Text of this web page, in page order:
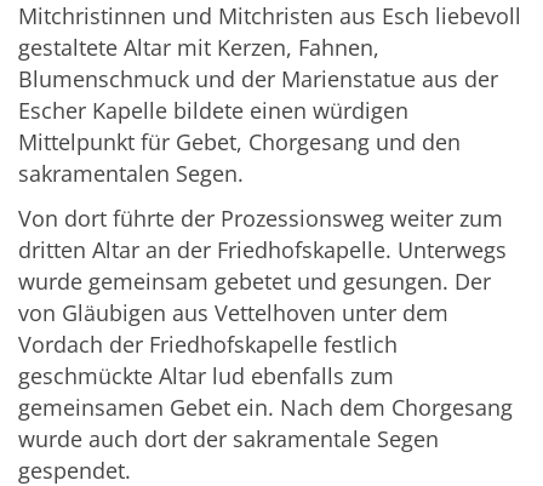
Mitchristinnen und Mitchristen aus Esch liebevoll
gestaltete Altar mit Kerzen, Fahnen,
Blumenschmuck und der Marienstatue aus der
Escher Kapelle bildete einen würdigen
Mittelpunkt für Gebet, Chorgesang und den
sakramentalen Segen.
Von dort führte der Prozessionsweg weiter zum
dritten Altar an der Friedhofskapelle. Unterwegs
wurde gemeinsam gebetet und gesungen. Der
von Gläubigen aus Vettelhoven unter dem
Vordach der Friedhofskapelle festlich
geschmückte Altar lud ebenfalls zum
gemeinsamen Gebet ein. Nach dem Chorgesang
wurde auch dort der sakramentale Segen
gespendet.